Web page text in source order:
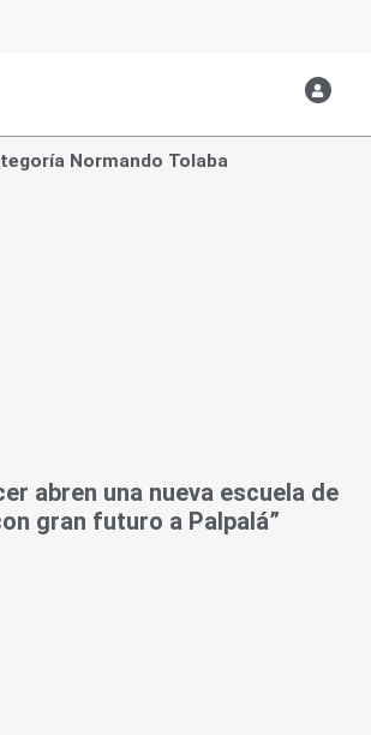
Normando Tolaba
abren una nueva escuela de
gran futuro a Palpalá”